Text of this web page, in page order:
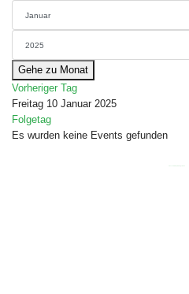
Gehe zu Monat
Vorheriger Tag
Freitag 10 Januar 2025
Folgetag
Es wurden keine Events gefunden